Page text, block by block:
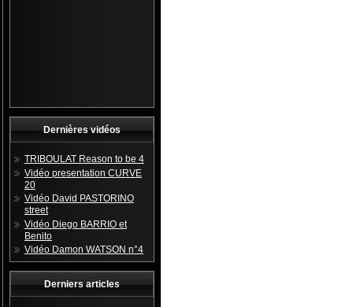
Dernières vidéos
TRIBOULAT Reason to be 4
Vidéo presentation CURVE
20
Vidéo David PASTORINO
street
Vidéo Diego BARRIO et
Benito
Vidéo Damon WATSON n°4
Derniers articles